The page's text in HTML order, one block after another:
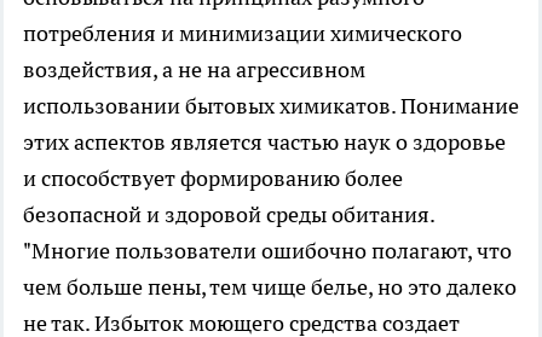
потребления и минимизации химического
воздействия, а не на агрессивном
использовании бытовых химикатов. Понимание
этих аспектов является частью наук о здоровье
и способствует формированию более
безопасной и здоровой среды обитания.
"Многие пользователи ошибочно полагают, что
чем больше пены, тем чище белье, но это далеко
не так. Избыток моющего средства создает